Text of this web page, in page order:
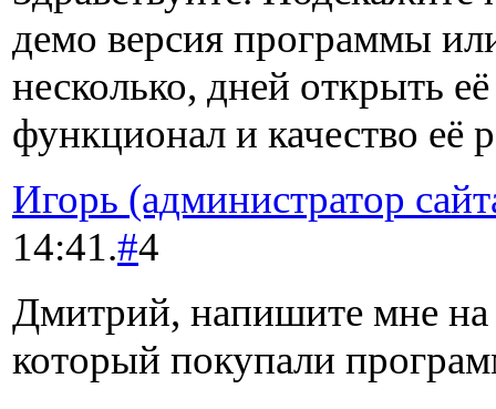
демо версия программы
несколько, дней открыть
функционал и качество её
Игорь (администратор
14:41.#4
Дмитрий, напишите мне на
который покупали